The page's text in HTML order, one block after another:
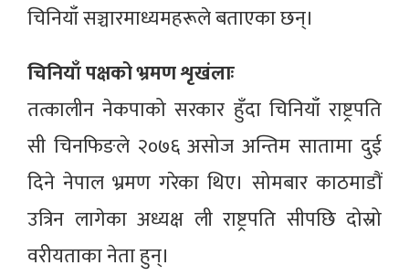
चिनियाँ सञ्चारमाध्यमहरूले बताएका छन्।
चिनियाँ पक्षको भ्रमण शृखंलाः
तत्कालीन नेकपाको सरकार हुँदा चिनियाँ राष्ट्रपति
सी चिनफिङले २०७६ असोज अन्तिम सातामा दुई
दिने नेपाल भ्रमण गरेका थिए। सोमबार काठमाडौं
उत्रिन लागेका अध्यक्ष ली राष्ट्रपति सीपछि दोस्रो
वरीयताका नेता हुन्।